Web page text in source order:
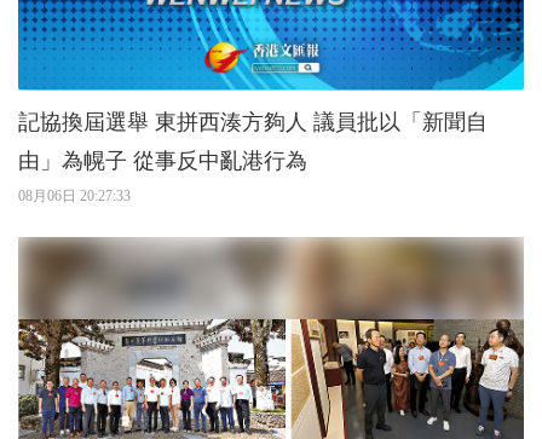
記協換屆選舉 東拼西湊方夠人 議員批以「新聞自
由」為幌子 從事反中亂港行為
08月06日 20:27:33